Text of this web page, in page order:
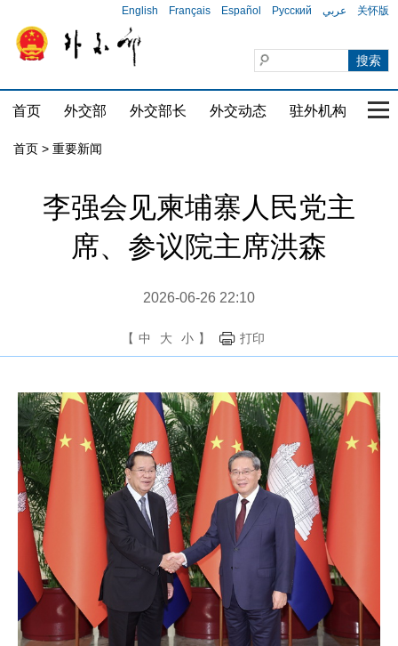
English Français Español Русский عربي 关怀版
首页 外交部 外交部长 外交动态 驻外机构 国
首页 > 重要新闻
李强会见柬埔寨人民党主
席、参议院主席洪森
2026-06-26 22:10
【 中 大 小 】 打印